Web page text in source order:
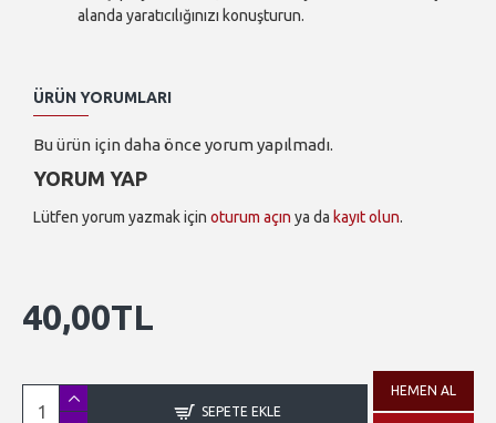
alanda yaratıcılığınızı konuşturun.
ÜRÜN YORUMLARI
Bu ürün için daha önce yorum yapılmadı.
YORUM YAP
Lütfen yorum yazmak için oturum açın ya da kayıt olun.
40,00TL
SEPETE EKLE
HEMEN AL